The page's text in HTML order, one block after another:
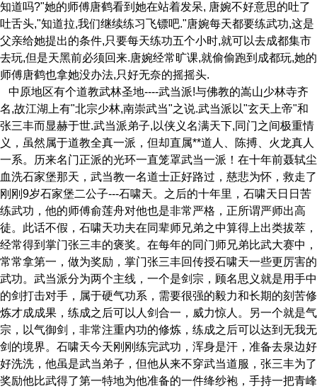
知道吗?"她的师傅唐鹤看到她在站着发呆, 唐婉不好意思的吐了
吐舌头,"知道拉,我们继续练习飞镖吧."唐婉每天都要练武功,这是
父亲给她提出的条件,只要每天练功五个小时,就可以去成都集市
去玩,但是天黑前必须回来.唐婉经常旷课,就偷偷跑到成都玩,她的
师傅唐鹤也拿她没办法,只好无奈的摇摇头.
中原地区有个道教武林圣地----武当派!与佛教的嵩山少林寺齐
名,故江湖上有"北宗少林,南崇武当"之说.武当派以"玄天上帝"和
张三丰而显赫于世.武当派弟子,以侠义名满天下,同门之间极重情
义，虽然属于道教全真一派，但却直属**道人、陈搏、火龙真人
一系。历来名门正派的光环一直笼罩武当一派！在十年前聂轼尘
血洗石家堡那天，武当教一名道士正好路过，慈悲为怀，救走了
刚刚9岁石家堡二公子---石啸天。之后的十年里，石啸天日日苦
练武功，他的师傅俞莲舟对他也是非常严格，正所谓严师出高
徒。此话不假，石啸天功夫在同辈师兄弟之中算得上出类拔萃，
经常得到掌门张三丰的褒奖。在每年的同门师兄弟比武大赛中，
常常拿第一，做为奖励，掌门张三丰回传授石啸天一些更厉害的
武功。武当派分为两个主线，一个是剑宗，顾名思义就是用手中
的剑打击对手，属于硬气功系，需要很强的毅力和长期的刻苦修
炼才成成果，练成之后可以人剑合一，威力惊人。另一个就是气
宗，以气御剑，非常注重内功的修炼，练成之后可以达到无我无
剑的境界。石啸天今天刚刚练完武功，浑身是汗，准备去泉边好
好洗洗，他虽是武当弟子，但他从来不穿武当道服，张三丰为了
奖励他比武得了第一特地为他准备的一件绛纱袍，手持一把青峰